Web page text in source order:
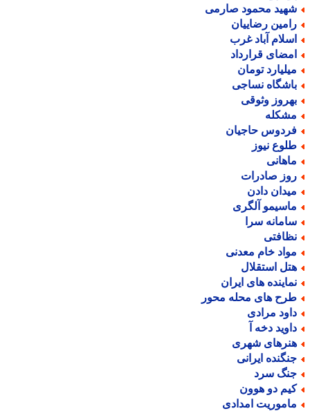
محمود صارمی
رضاییان
آباد غرب
قرارداد
تومان
نساجی
وثوقی
حاجیان
نیوز
صادرات
دادن
آلگری
سرا
خام معدنی
استقلال
های ایران
های محله محور
مرادی
دخه آ
شهری
ایرانی
سرد
دو هوون
امدادی